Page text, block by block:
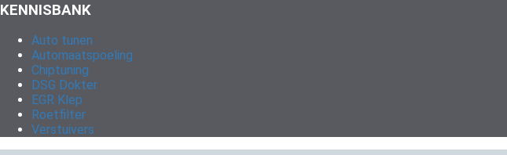
KENNISBANK
Auto tunen
Automaatspoeling
Chiptuning
DSG Dokter
EGR Klep
Roetfilter
Verstuivers